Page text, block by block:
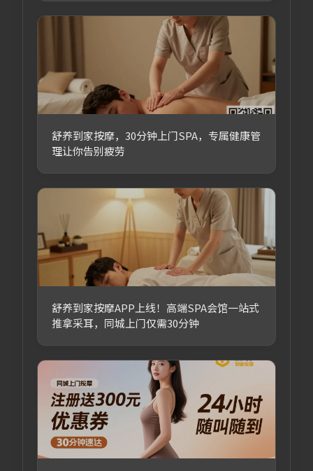
舒养到家按摩，30分钟上门SPA，专属健康管
理让你告别疲劳
舒养到家按摩APP上线！高端SPA会馆一站式
推拿采耳，同城上门仅需30分钟